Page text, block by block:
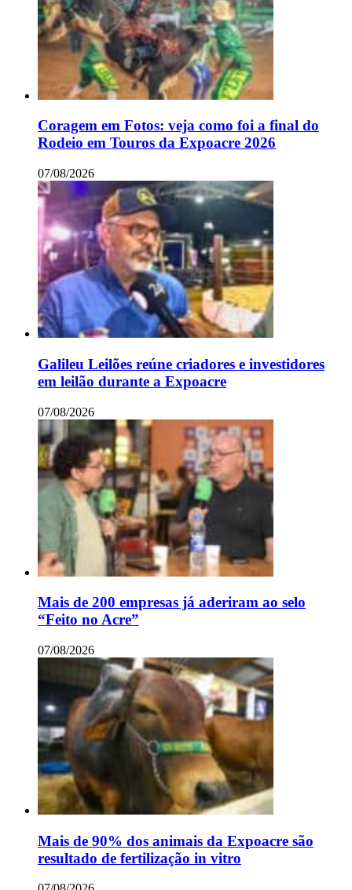
Coragem em Fotos: veja como foi a final do
Rodeio em Touros da Expoacre 2026
07/08/2026
Galileu Leilões reúne criadores e investidores
em leilão durante a Expoacre
07/08/2026
Mais de 200 empresas já aderiram ao selo
“Feito no Acre”
07/08/2026
Mais de 90% dos animais da Expoacre são
resultado de fertilização in vitro